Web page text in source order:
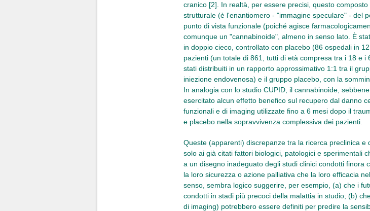
cranico [2]. In realtà, per essere precisi, questo
strutturale (è l'enantiomero - "immagine speculare" - del
punto di vista funzionale (poiché agisce
comunque un "cannabinoide", almeno in senso lato. È
in doppio cieco, controllato con placebo (86 ospedali in
pazienti (un totale di 861, tutti di età compresa tra i 18 e
stati distribuiti in un rapporto approssimativo 1:1 tra il
iniezione endovenosa) e il gruppo placebo, con la
In analogia con lo studio CUPID, il cannabinoide,
esercitato alcun effetto benefico sul recupero dal danno
funzionali e di imaging utilizzate fino a 6 mesi dopo il
e placebo nella sopravvivenza complessiva dei pazienti.
Queste (apparenti) discrepanze tra la ricerca preclinica
solo ai già citati fattori biologici, patologici e sperimentali
a un disegno inadeguato degli studi clinici condotti finora
la loro sicurezza o azione palliativa che la loro efficacia
senso, sembra logico suggerire, per esempio, (a) che i
condotti in stadi più precoci della malattia in studio; (b)
di imaging) potrebbero essere definiti per predire la